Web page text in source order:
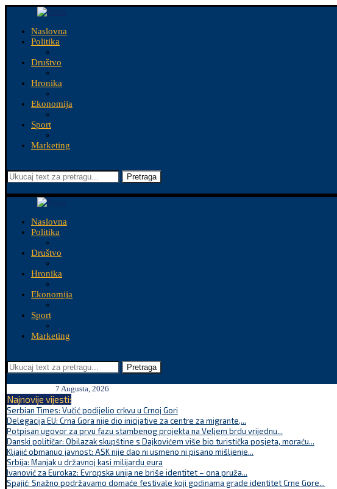
Naslovna
Politika
Društvo
Hronika
Ekonomija
Sport
Marketing
Pretraga
Naslovna
Politika
Društvo
Hronika
Ekonomija
Sport
Marketing
Pretraga
7 Augusta, 2026
Najnovije vijesti:
Serbian Times: Vučić podijelio crkvu u Crnoj Gori
Delegacija EU: Crna Gora nije dio inicijative za centre za migrante,...
Potpisan ugovor za prvu fazu stambenog projekta na Veljem brdu vrijednu...
Danski političar: Obilazak skupštine s Dajkovićem više bio turistička posjeta, moraću...
Kljajić obmanuo javnost: ASK nije dao ni usmeno ni pisano mišljenje...
Srbija: Manjak u državnoj kasi milijardu eura
Ivanović za Eurokaz: Evropska unija ne briše identitet – ona pruža...
Spajić: Snažno podržavamo domaće festivale koji godinama grade identitet Crne Gore...